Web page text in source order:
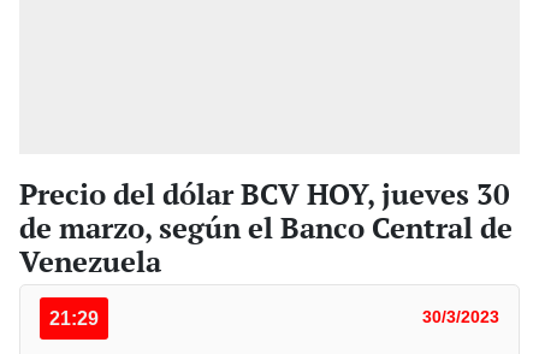
Precio del dólar BCV HOY, jueves 30
de marzo, según el Banco Central de
Venezuela
21:29 30/3/2023